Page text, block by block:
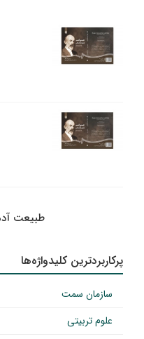
طبیعت
پرکاربردترین کلیدواژه‌ها
سازمان سمت
علوم تربیتی